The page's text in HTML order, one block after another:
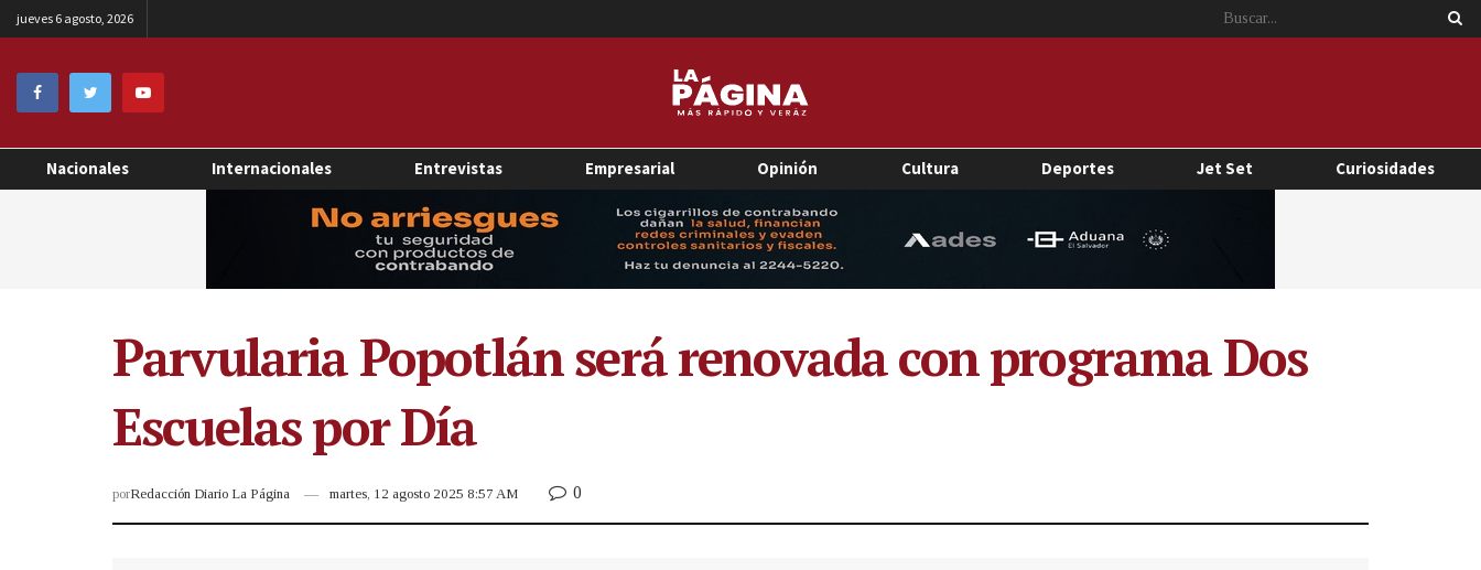
jueves 6 agosto, 2026
Nacionales Internacionales Entrevistas Empresarial Opinión Cultura Deportes Jet Set Curiosidades
Parvularia Popotlán será renovada con programa Dos
Escuelas por Día
porRedacción Diario La Página martes, 12 agosto 2025 8:57 AM 0